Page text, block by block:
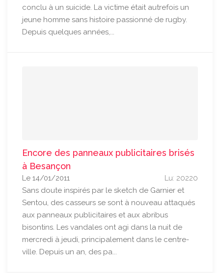
conclu à un suicide. La victime était autrefois un
jeune homme sans histoire passionné de rugby.
Depuis quelques années,...
Encore des panneaux publicitaires brisés
à Besançon
Lu: 20220
Le 14/01/2011
Sans doute inspirés par le sketch de Garnier et
Sentou, des casseurs se sont à nouveau attaqués
aux panneaux publicitaires et aux abribus
bisontins. Les vandales ont agi dans la nuit de
mercredi à jeudi, principalement dans le centre-
ville. Depuis un an, des pa...